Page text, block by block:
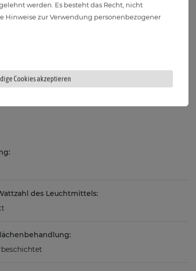
Home
die Helligkeit“
des Leuchtmittels:
werden. Es besteht das Recht, nicht
Hinweise zur Verwendung personenbezogener
Cookies akzeptieren